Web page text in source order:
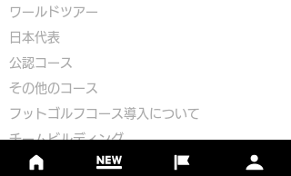
​ワールドツアー
​​日本代表
公認コース
​その他のコース
​ フットゴルフコース導入について
​チームビルディング
選手登録​